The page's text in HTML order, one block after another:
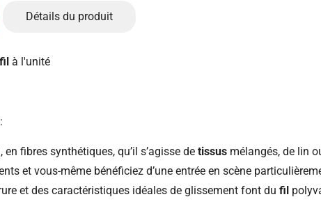
Détails du produit
fil à l'unité
en fibres synthétiques, qu’il s’agisse de tissus mélangés, de lin
et vous-même bénéficiez d’une entrée en scène
et des caractéristiques idéales de glissement font du fil